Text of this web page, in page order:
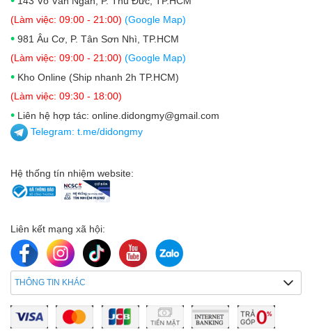
(Làm việc: 09:00 - 21:00) (Google Map)
• 981 Âu Cơ, P. Tân Sơn Nhì, TP.HCM
(Làm việc: 09:00 - 21:00) (Google Map)
• Kho Online (Ship nhanh 2h TP.HCM)
(Làm việc: 09:30 - 18:00)
• Liên hệ hợp tác: online.didongmy@gmail.com
Telegram: t.me/didongmy
Hệ thống tín nhiệm website:
Liên kết mạng xã hội:
THÔNG TIN KHÁC